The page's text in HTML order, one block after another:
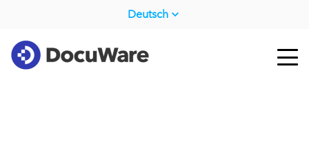
Deutsch